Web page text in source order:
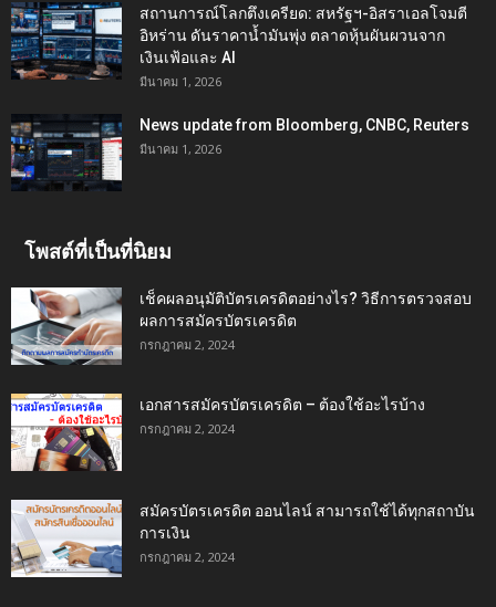
สถานการณ์โลกตึงเครียด: สหรัฐฯ-อิสราเอลโจมตี
อิหร่าน ดันราคาน้ำมันพุ่ง ตลาดหุ้นผันผวนจาก
เงินเฟ้อและ AI
มีนาคม 1, 2026
News update from Bloomberg, CNBC, Reuters
มีนาคม 1, 2026
โพสต์ที่เป็นที่นิยม
เช็คผลอนุมัติบัตรเครดิตอย่างไร? วิธีการตรวจสอบ
ผลการสมัครบัตรเครดิต
กรกฎาคม 2, 2024
เอกสารสมัครบัตรเครดิต – ต้องใช้อะไรบ้าง
กรกฎาคม 2, 2024
สมัครบัตรเครดิต ออนไลน์ สามารถใช้ได้ทุกสถาบัน
การเงิน
กรกฎาคม 2, 2024